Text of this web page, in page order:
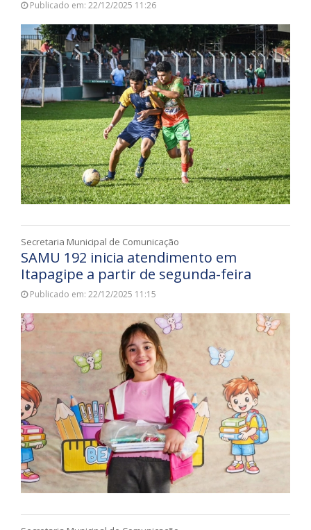
Publicado em: 22/12/2025 11:26
Secretaria Municipal de Comunicação
SAMU 192 inicia atendimento em
Itapagipe a partir de segunda-feira
Publicado em: 22/12/2025 11:15